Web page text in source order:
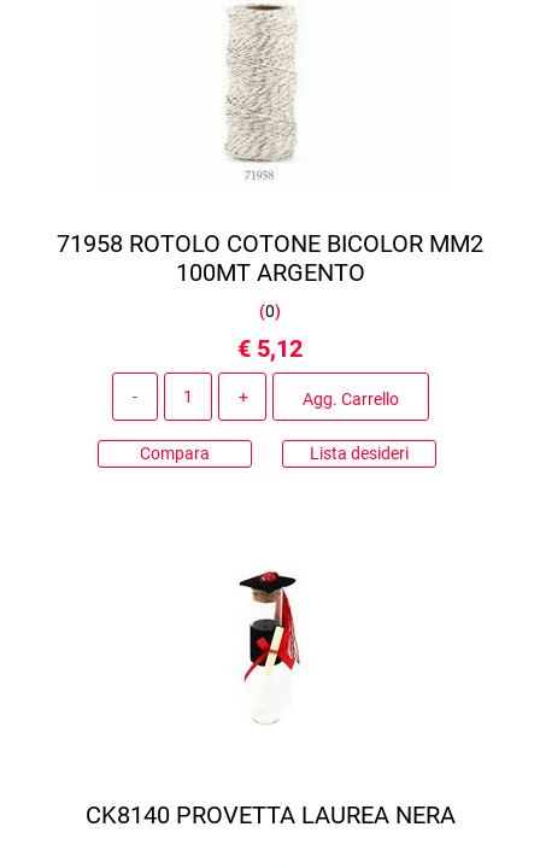
71958 ROTOLO COTONE BICOLOR MM2
100MT ARGENTO
(0)
€ 5,12
Agg. Carrello
Compara Lista desideri
CK8140 PROVETTA LAUREA NERA